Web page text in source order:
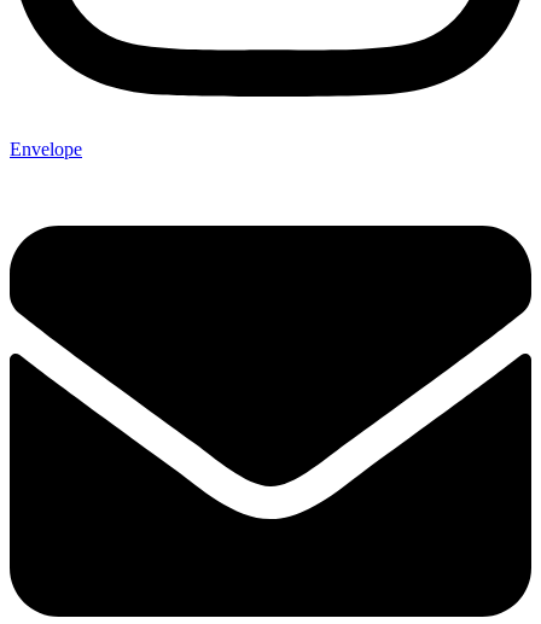
Envelope